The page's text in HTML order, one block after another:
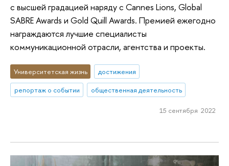
с высшей градацией наряду с Cannes Lions, Global
SABRE Awards и Gold Quill Awards. Премией ежегодно
награждаются лучшие специалисты
коммуникационной отрасли, агентства и проекты.
Университетская жизнь
достижения
репортаж о событии
общественная деятельность
15 сентября 2022